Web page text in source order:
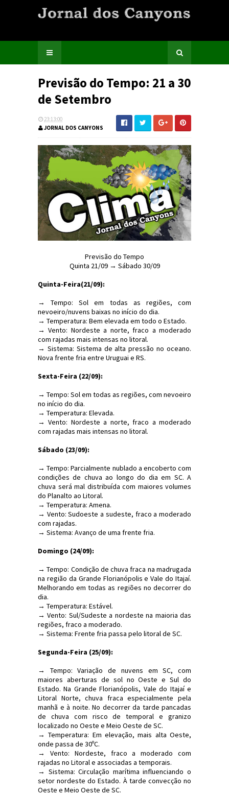
Previsão do Tempo: 21 a 30
de Setembro
23:13:00
JORNAL DOS CANYONS
Previsão do Tempo
Quinta 21/09 → Sábado 30/09
Quinta-Feira(21/09):
→ Tempo: Sol em todas as regiões, com
nevoeiro/nuvens baixas no início do dia.
→ Temperatura: Bem elevada em todo o Estado.
→ Vento: Nordeste a norte, fraco a moderado
com rajadas mais intensas no litoral.
→ Sistema: Sistema de alta pressão no oceano.
Nova frente fria entre Uruguai e RS.
Sexta-Feira (22/09):
→ Tempo: Sol em todas as regiões, com nevoeiro
no início do dia.
→ Temperatura: Elevada.
→ Vento: Nordeste a norte, fraco a moderado
com rajadas mais intensas no litoral.
Sábado (23/09):
→ Tempo: Parcialmente nublado a encoberto com
condições de chuva ao longo do dia em SC. A
chuva será mal distribuída com maiores volumes
do Planalto ao Litoral.
→ Temperatura: Amena.
→ Vento: Sudoeste a sudeste, fraco a moderado
com rajadas.
→ Sistema: Avanço de uma frente fria.
Domingo (24/09):
→ Tempo: Condição de chuva fraca na madrugada
na região da Grande Florianópolis e Vale do Itajaí.
Melhorando em todas as regiões no decorrer do
dia.
→ Temperatura: Estável.
→ Vento: Sul/Sudeste a nordeste na maioria das
regiões, fraco a moderado.
→ Sistema: Frente fria passa pelo litoral de SC.
Segunda-Feira (25/09):
→ Tempo: Variação de nuvens em SC, com
maiores aberturas de sol no Oeste e Sul do
Estado. Na Grande Florianópolis, Vale do Itajaí e
Litoral Norte, chuva fraca especialmente pela
manhã e à noite. No decorrer da tarde pancadas
de chuva com risco de temporal e granizo
localizado no Oeste e Meio Oeste de SC.
→ Temperatura: Em elevação, mais alta Oeste,
onde passa de 30ºC.
→ Vento: Nordeste, fraco a moderado com
rajadas no Litoral e associadas a temporais.
→ Sistema: Circulação marítima influenciando o
setor nordeste do Estado. À tarde convecção no
Oeste e Meio Oeste de SC.